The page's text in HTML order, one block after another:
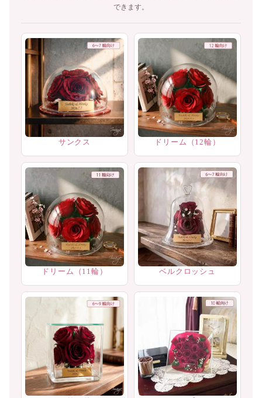
できます。
サンクス ドリーム（12輪）
ドリーム（11輪） ベルクロッシュ